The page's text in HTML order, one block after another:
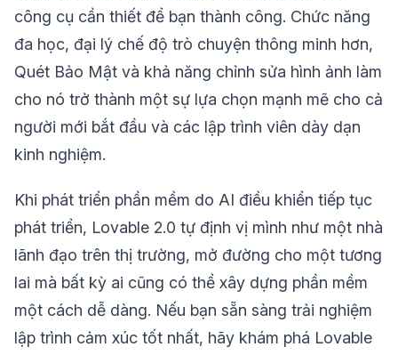
công cụ cần thiết để bạn thành công. Chức năng
đa học, đại lý chế độ trò chuyện thông minh hơn,
Quét Bảo Mật và khả năng chỉnh sửa hình ảnh làm
cho nó trở thành một sự lựa chọn mạnh mẽ cho cả
người mới bắt đầu và các lập trình viên dày dạn
kinh nghiệm.
Khi phát triển phần mềm do AI điều khiển tiếp tục
phát triển, Lovable 2.0 tự định vị mình như một nhà
lãnh đạo trên thị trường, mở đường cho một tương
lai mà bất kỳ ai cũng có thể xây dựng phần mềm
một cách dễ dàng. Nếu bạn sẵn sàng trải nghiệm
lập trình cảm xúc tốt nhất, hãy khám phá Lovable